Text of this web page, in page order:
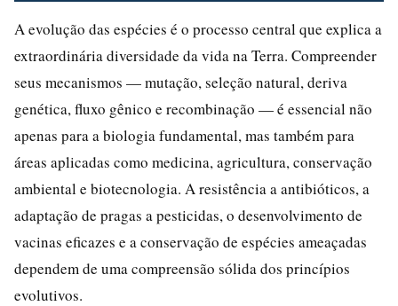
A evolução das espécies é o processo central que explica a
extraordinária diversidade da vida na Terra. Compreender
seus mecanismos — mutação, seleção natural, deriva
genética, fluxo gênico e recombinação — é essencial não
apenas para a biologia fundamental, mas também para
áreas aplicadas como medicina, agricultura, conservação
ambiental e biotecnologia. A resistência a antibióticos, a
adaptação de pragas a pesticidas, o desenvolvimento de
vacinas eficazes e a conservação de espécies ameaçadas
dependem de uma compreensão sólida dos princípios
evolutivos.